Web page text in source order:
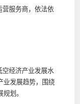
服务商，依法依
经济产业发展水
业发展趋势，围绕
划。